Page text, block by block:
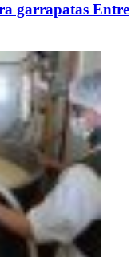
garrapatas Entre